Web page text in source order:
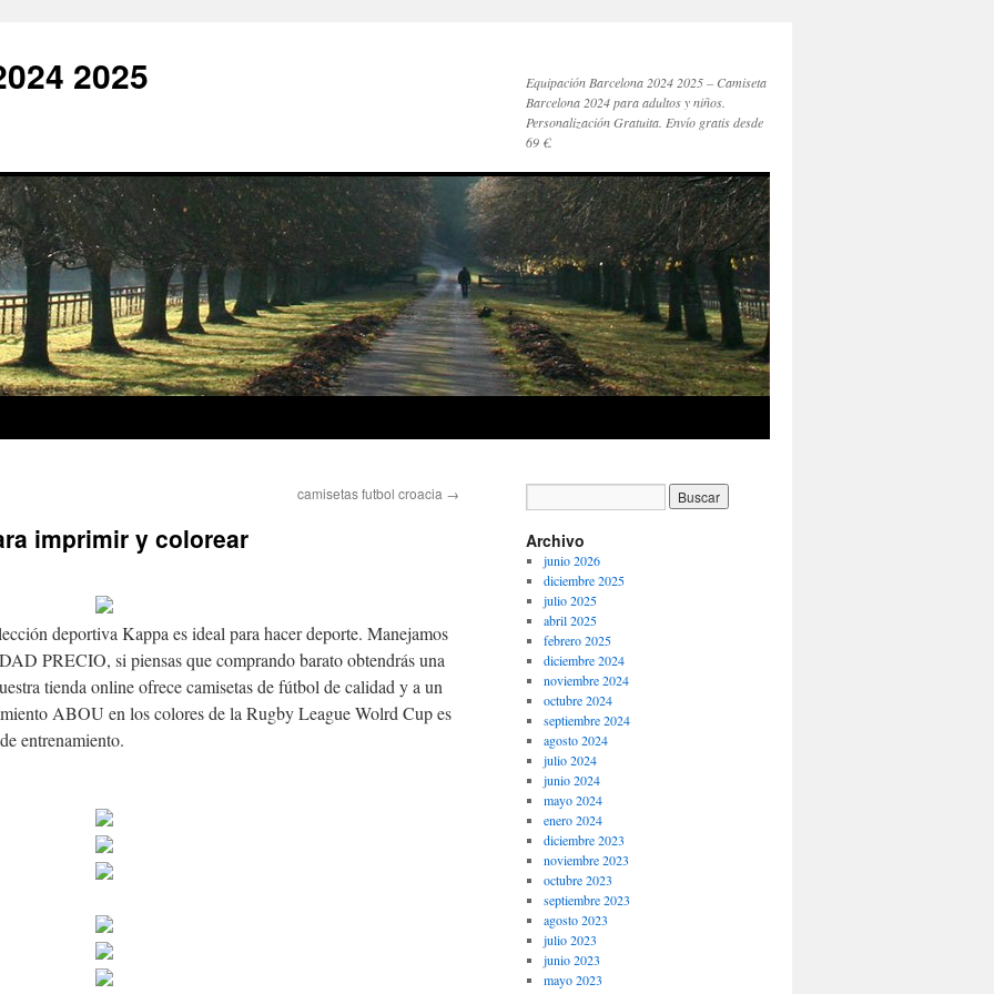
2025
Equipación Barcelona 2024 2025 – Camiseta
Barcelona 2024 para adultos y niños.
Personalización Gratuita. Envío gratis desde
69 €.
camisetas futbol croacia →
imprimir y colorear
deportiva Kappa es ideal para hacer deporte. Manejamos
PRECIO, si piensas que comprando barato obtendrás una
tienda online ofrece camisetas de fútbol de calidad y a un
ABOU en los colores de la Rugby League Wolrd Cup es
entrenamiento.
Archivo
junio 2026
diciembre 2025
julio 2025
abril 2025
febrero 2025
diciembre 2024
noviembre 2024
octubre 2024
septiembre 2024
agosto 2024
julio 2024
junio 2024
mayo 2024
enero 2024
diciembre 2023
noviembre 2023
octubre 2023
septiembre 2023
agosto 2023
julio 2023
junio 2023
mayo 2023